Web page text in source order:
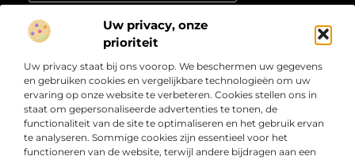
Uw privacy, onze
prioriteit
Uw privacy staat bij ons voorop. We beschermen uw gegevens
en gebruiken cookies en vergelijkbare technologieën om uw
ervaring op onze website te verbeteren. Cookies stellen ons in
staat om gepersonaliseerde advertenties te tonen, de
functionaliteit van de site te optimaliseren en het gebruik ervan
te analyseren. Sommige cookies zijn essentieel voor het
functioneren van de website, terwijl andere bijdragen aan een
Over
Bedrijf
” Informatie die inspireert en richting geeft “
Laat je meenemen door scherpe artikelen, duidelijke
inzichten en praktische verhalen die je verder helpen.
Welkom bij Weblijn.nl – jouw betrouwbare bron voor
relevante en waardevolle content.
Onze informatie